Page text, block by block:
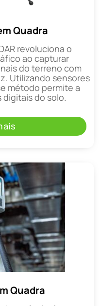
Quadra
revoluciona o
ao capturar
do terreno com
Utilizando sensores
método permite a
do solo.
Quadra